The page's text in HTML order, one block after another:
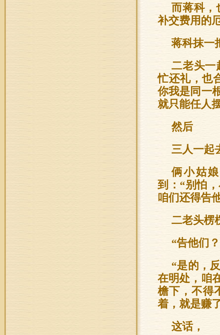
而蒋科，
补交费用的
蒋科抹一
二老头一
忙还礼，也
你我是同一
就只能任人
然后
三人一起
俩小姑
到：“别怕
咱们还得告
二老头楞
“告他们
“是的，
在明处，咱
檐下，不得
着，就是赚
这话，